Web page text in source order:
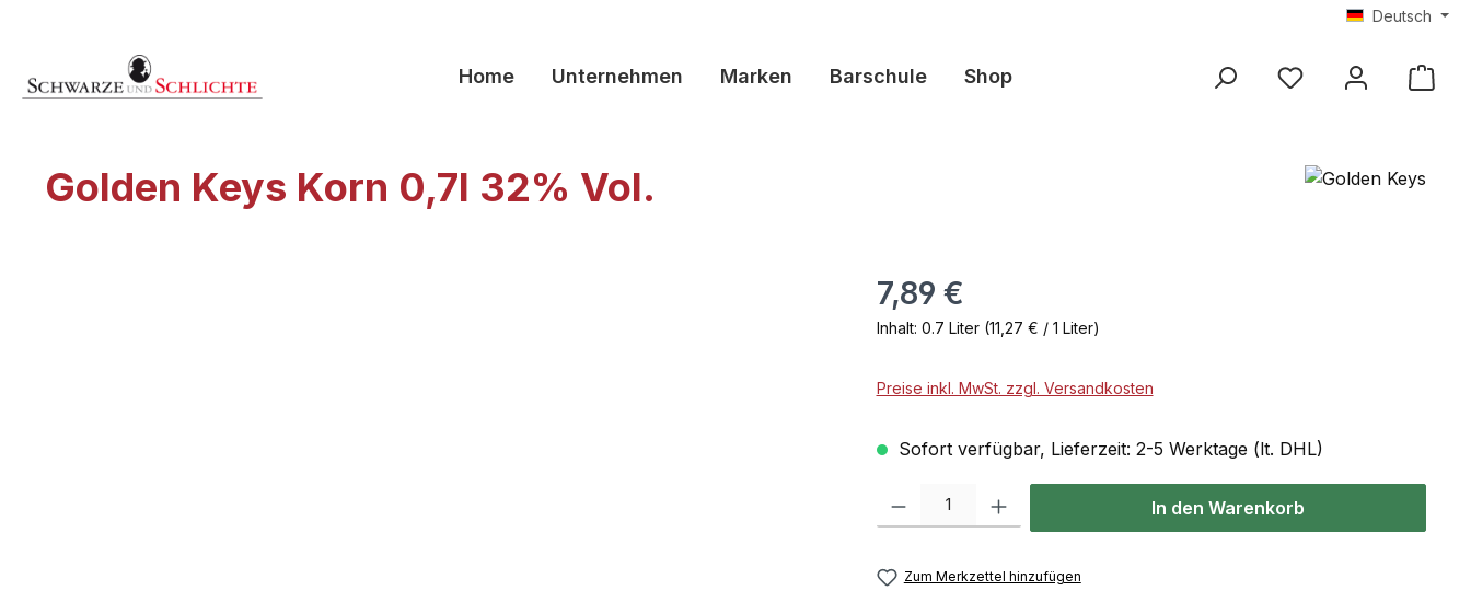
Deutsch
Home Unternehmen Marken Barschule Shop
Golden Keys Korn 0,7l 32% Vol.
7,89 €
Inhalt: 0.7 Liter (11,27 € / 1 Liter)
Preise inkl. MwSt. zzgl. Versandkosten
Sofort verfügbar, Lieferzeit: 2-5 Werktage (lt. DHL)
In den Warenkorb
Zum Merkzettel hinzufügen